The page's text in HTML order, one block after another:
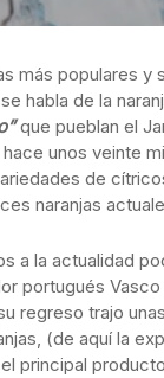
más populares y
habla de la
que pueblan el
unos veinte
de
naranjas
a la actualidad
portugués
regreso trajo
(de aquí la
principal